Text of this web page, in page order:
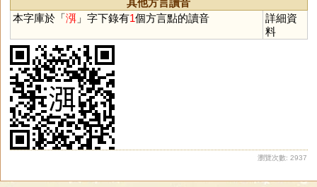
其他方言讀音
本字庫於「渳」字下錄有1個方言點的讀音
詳細資
料
瀏覽次數: 2937